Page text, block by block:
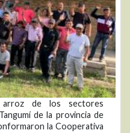
arroz de los sectores
de la provincia de
la Cooperativa